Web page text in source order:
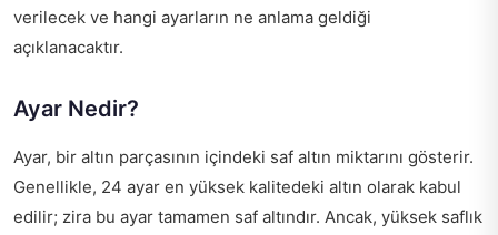
verilecek ve hangi ayarların ne anlama geldiği
açıklanacaktır.
Ayar Nedir?
Ayar, bir altın parçasının içindeki saf altın miktarını gösterir.
Genellikle, 24 ayar en yüksek kalitedeki altın olarak kabul
edilir; zira bu ayar tamamen saf altındır. Ancak, yüksek saflık